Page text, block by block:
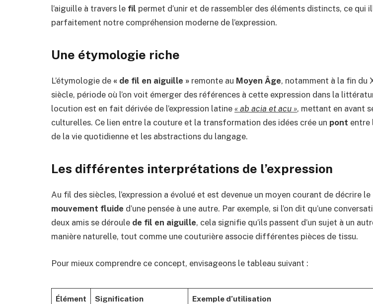
l’aiguille à travers le fil permet d’unir et de rassembler des éléments distincts, ce qui
parfaitement notre compréhension moderne de l’expression.
Une étymologie riche
L’étymologie de « de fil en aiguille » remonte au Moyen Âge, notamment à la fin du
siècle, période où l’on voit émerger des références à cette expression dans la
locution est en fait dérivée de l’expression latine « ab acia et acu », mettant en avant
culturelles. Ce lien entre la couture et la transformation des idées crée un pont entre
de la vie quotidienne et les abstractions du langage.
Les différentes interprétations de l’expression
Au fil des siècles, l’expression a évolué et est devenue un moyen courant de décrire le
mouvement fluide d’une pensée à une autre. Par exemple, si l’on dit qu’une
deux amis se déroule de fil en aiguille, cela signifie qu’ils passent d’un sujet à un
manière naturelle, tout comme une couturière associe différentes pièces de tissu.
Pour mieux comprendre ce concept, envisageons le tableau suivant :
Élément Signification Exemple d’utilisation